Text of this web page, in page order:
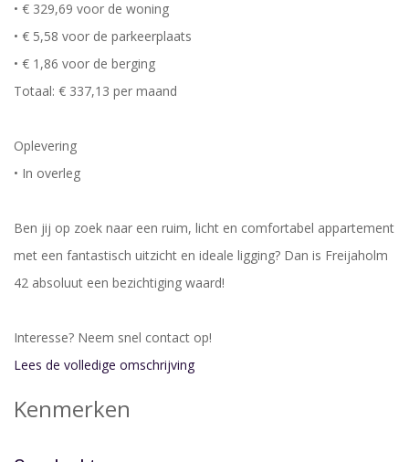
• € 329,69 voor de woning
• € 5,58 voor de parkeerplaats
• € 1,86 voor de berging
Totaal: € 337,13 per maand
Oplevering
• In overleg
Ben jij op zoek naar een ruim, licht en comfortabel appartement
met een fantastisch uitzicht en ideale ligging? Dan is Freijaholm
42 absoluut een bezichtiging waard!
Interesse? Neem snel contact op!
Lees de volledige omschrijving
Kenmerken